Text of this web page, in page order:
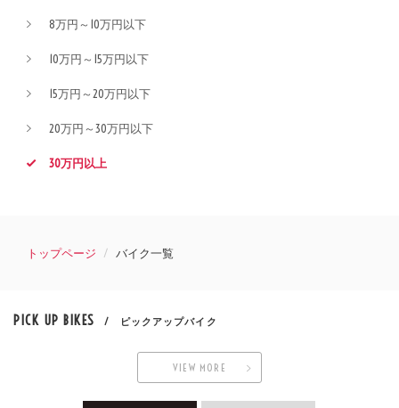
8万円～10万円以下
10万円～15万円以下
15万円～20万円以下
20万円～30万円以下
30万円以上
トップページ バイク一覧
PICK UP BIKES / ピックアップバイク
VIEW MORE